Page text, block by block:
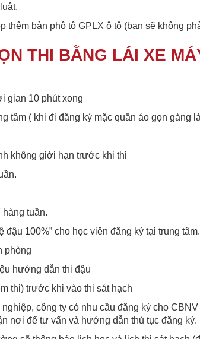
thêm bản phô tô GPLX ô tô (bạn sẽ không
THI BẰNG LÁI XE
gian 10 phút xong
tâm ( khi đi đăng ký mặc quần áo gọn gàng
không giới hạn trước khi thi
tuần.
đậu 100%” cho học viên đăng ký tại trung
phòng
hướng dẫn thi đậu
thi) trước khi vào thi sát hạch
công ty có nhu cầu đăng ký cho
nơi để tư vấn và hướng dẫn thủ tục đăng ký.